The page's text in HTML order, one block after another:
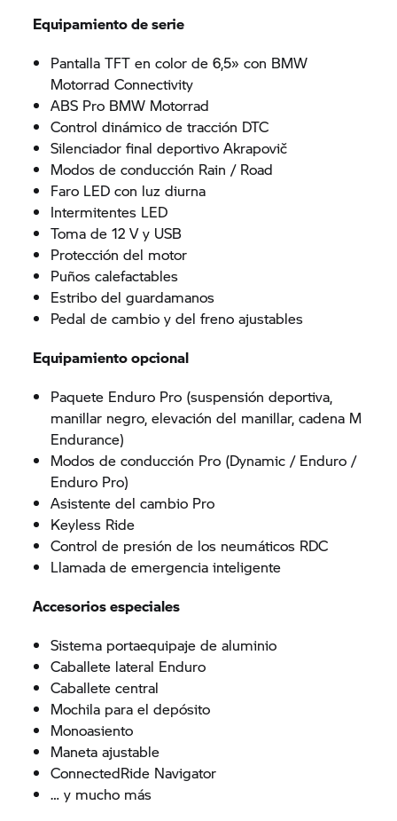
Equipamiento de serie
Pantalla TFT en color de 6,5» con BMW
Motorrad Connectivity
ABS Pro BMW Motorrad
Control dinámico de tracción DTC
Silenciador final deportivo Akrapovič
Modos de conducción Rain / Road
Faro LED con luz diurna
Intermitentes LED
Toma de 12 V y USB
Protección del motor
Puños calefactables
Estribo del guardamanos
Pedal de cambio y del freno ajustables
Equipamiento opcional
Paquete Enduro Pro (suspensión deportiva,
manillar negro, elevación del manillar, cadena M
Endurance)
Modos de conducción Pro (Dynamic / Enduro /
Enduro Pro)
Asistente del cambio Pro
Keyless Ride
Control de presión de los neumáticos RDC
Llamada de emergencia inteligente
Accesorios especiales
Sistema portaequipaje de aluminio
Caballete lateral Enduro
Caballete central
Mochila para el depósito
Monoasiento
Maneta ajustable
ConnectedRide Navigator
… y mucho más